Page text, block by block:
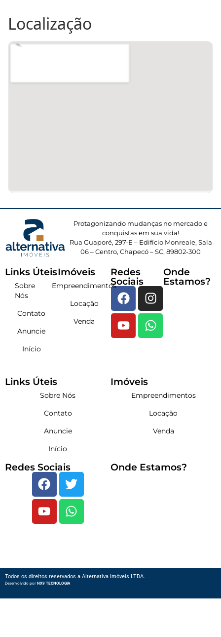
Localização
Protagonizando mudanças no mercado e
conquistas em sua vida!
Rua Guaporé, 297-E – Edifício Monreale, Sala
06 – Centro, Chapecó – SC, 89802-300
Links Úteis
Sobre
Nós
Contato
Anuncie
Início
Imóveis
Empreendimentos
Locação
Venda
Redes
Sociais
Onde
Estamos?
Links Úteis
Sobre Nós
Contato
Anuncie
Início
Imóveis
Empreendimentos
Locação
Venda
Redes Sociais Onde Estamos?
Todos os direitos reservados a Alternativa Imóveis LTDA.
Desenvolvido por NX9 TECNOLOGIA